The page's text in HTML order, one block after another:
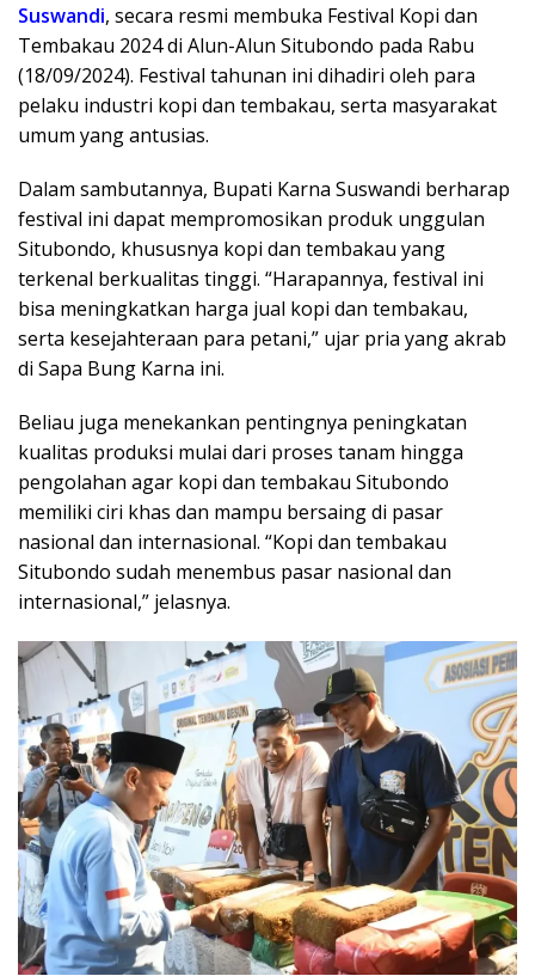
Suswandi, secara resmi membuka Festival Kopi dan
Tembakau 2024 di Alun-Alun Situbondo pada Rabu
(18/09/2024). Festival tahunan ini dihadiri oleh para
pelaku industri kopi dan tembakau, serta masyarakat
umum yang antusias.
Dalam sambutannya, Bupati Karna Suswandi berharap
festival ini dapat mempromosikan produk unggulan
Situbondo, khususnya kopi dan tembakau yang
terkenal berkualitas tinggi. “Harapannya, festival ini
bisa meningkatkan harga jual kopi dan tembakau,
serta kesejahteraan para petani,” ujar pria yang akrab
di Sapa Bung Karna ini.
Beliau juga menekankan pentingnya peningkatan
kualitas produksi mulai dari proses tanam hingga
pengolahan agar kopi dan tembakau Situbondo
memiliki ciri khas dan mampu bersaing di pasar
nasional dan internasional. “Kopi dan tembakau
Situbondo sudah menembus pasar nasional dan
internasional,” jelasnya.